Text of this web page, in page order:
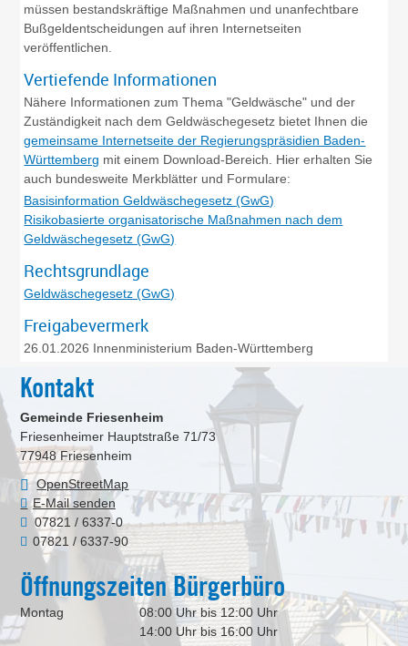
müssen bestandskräftige Maßnahmen und unanfechtbare
Bußgeldentscheidungen auf ihren Internetseiten
veröffentlichen.
Vertiefende Informationen
Nähere Informationen zum Thema "Geldwäsche" und der
Zuständigkeit nach dem Geldwäschegesetz bietet Ihnen die
gemeinsame Internetseite der Regierungspräsidien Baden-
Württemberg mit einem Download-Bereich. Hier erhalten Sie
auch bundesweite Merkblätter und Formulare:
Basisinformation Geldwäschegesetz (GwG)
Risikobasierte organisatorische Maßnahmen nach dem
Geldwäschegesetz (GwG)
Rechtsgrundlage
Geldwäschegesetz (GwG)
Freigabevermerk
26.01.2026 Innenministerium Baden-Württemberg
Kontakt
Gemeinde Friesenheim
Friesenheimer Hauptstraße 71/73
77948 Friesenheim
OpenStreetMap
E-Mail senden
07821 / 6337-0
07821 / 6337-90
Öffnungszeiten Bürgerbüro
Montag
08:00 Uhr bis 12:00 Uhr
14:00 Uhr bis 16:00 Uhr